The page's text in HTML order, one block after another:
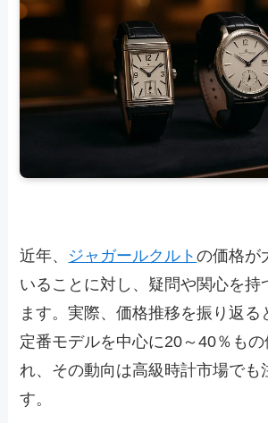
近年、 ジャガールクルトの価格が
いることに対し、疑問や関心を持
ます。実際、価格推移を振り返る
定番モデルを中心に20～40％もの
れ、その動向は高級時計市場でも
す。